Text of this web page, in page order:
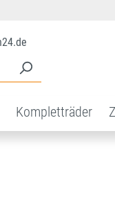
Kompletträder